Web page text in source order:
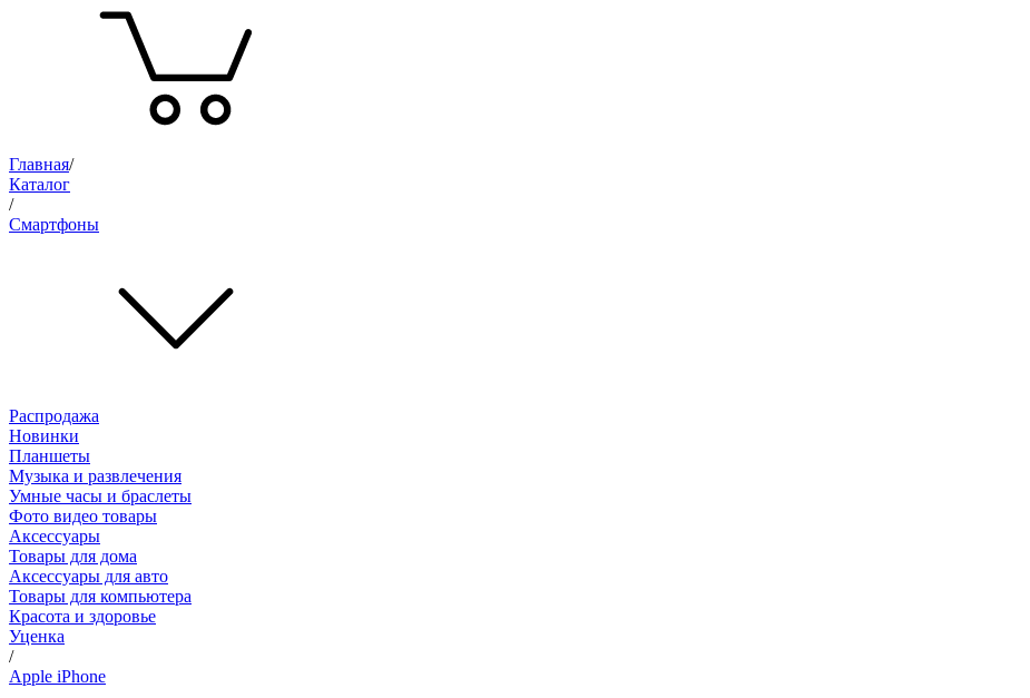
Главная/
Каталог
/
Смартфоны
Распродажа
Новинки
Планшеты
Музыка и развлечения
Умные часы и браслеты
Фото видео товары
Аксессуары
Товары для дома
Аксессуары для авто
Товары для компьютера
Красота и здоровье
Уценка
/
Apple iPhone